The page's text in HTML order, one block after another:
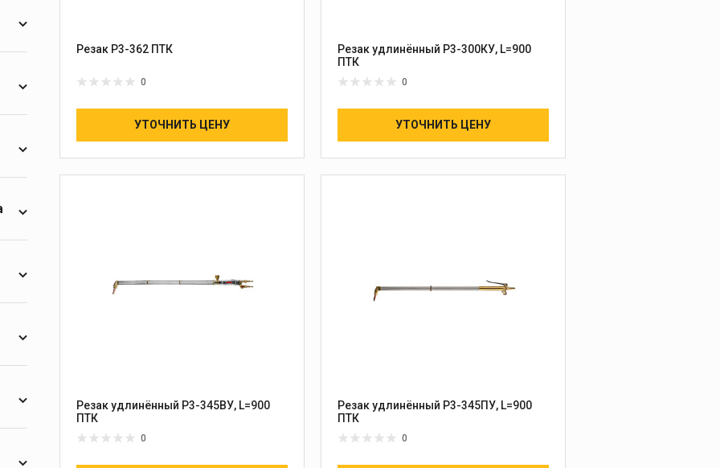
1
3
3
1
3
2
5
Резак Р3-362 ПТК
0
УТОЧНИТЬ ЦЕНУ
Резак удлинённый Р3-300КУ, L=900
ПТК
0
УТОЧНИТЬ ЦЕНУ
Резак удлинённый Р3-345ВУ, L=900
ПТК
0
Резак удлинённый Р3-345ПУ, L=900
ПТК
0